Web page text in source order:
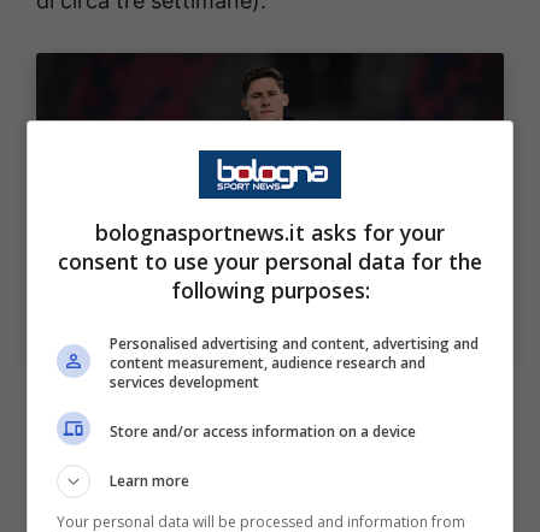
Rientro Martin Vitík: una data cerchiata in rosso.
Sabattini/Getty Images Via OneFootball)
Infatti se non interveranno nuovi
contrattempi (o recuperi clamorosi) il giovane
difensore ceco potrebbe essere impiegato
nella partita interna contro ilSassuolodi
bolognasportnews.it asks for your
consent to use your personal data for the
following purposes:
Personalised advertising and content, advertising and
content measurement, audience research and
services development
Store and/or access information on a device
Learn more
Your personal data will be processed and information from